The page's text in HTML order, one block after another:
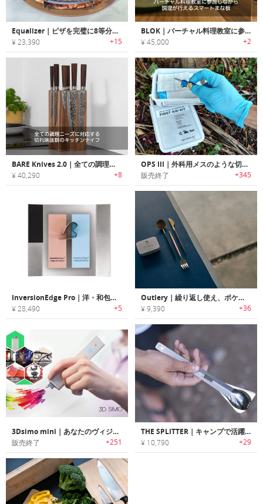
Equalizer｜ピザを完璧に8等分できるカットブレード
¥ 23,390 +15
BLOK｜バーチャル料理教室に参加しながら調理が行えるスマートまな板「ブロック」
¥ 45,000 +2
BARE Knives 2.0｜全ての調理ニーズに対応する切れ味抜群のキッチンナイフ「ベアナイフ2.0」
¥ 40,290 +8
OPS III｜外科用メスのような切れ味のコンパクトポケットナイフ「オプススリー」
販売終了 +345
InversionEdge Pro｜洋・和包丁どちらでも砥げるシャープニングシステム「インバージョンエッジPro」
¥ 28,490 +5
Outlery｜繰り返し使え、ポケットに収納可能なステンレス製折りたたみカトラリー「アウトリー」
¥ 9,390 +36
3Dsimo mini｜あなたのヴィジョンを具現化する3Dプリントペン「3Dシモ・ミニ」
販売終了 +251
THE SPLITTER｜キャンプで活躍する多機能チタン製ユーテンシル「スプリッター」
¥ 10,790 +29